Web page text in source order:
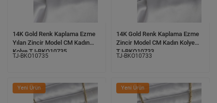
14K Gold Renk Kaplama Ezme
Yılan Zincir Model CM Kadın
Kolye TJ-BKO10735
TJ-BKO10735
14K Gold Renk Kaplama Ezme
Zincir Model CM Kadın Kolye
TJ-BKO10733
TJ-BKO10733
Yeni Ürün Yeni Ürün